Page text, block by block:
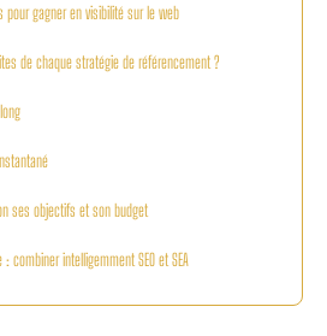
pour gagner en visibilité sur le web
de chaque stratégie de référencement ?
ses objectifs et son budget
combiner intelligemment SEO et SEA